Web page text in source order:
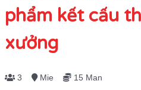
phẩm kết cấu
xưởng
3 Mie 15 Man